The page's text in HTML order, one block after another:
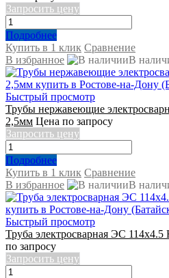
Запросить цену
Подробнее
Купить в 1 клик Сравнение
В избранное
В
Быстрый просмотр
Трубы нержавеющие
2,5мм Цена по запросу
Запросить цену
Подробнее
Купить в 1 клик Сравнение
В избранное
В
Быстрый просмотр
Труба электросварная ЭС
по запросу
Запросить цену